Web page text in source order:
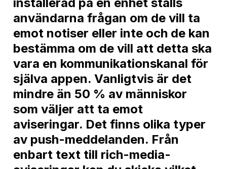
användarna frågan om de vill ta
emot notiser eller inte och de kan
bestämma om de vill att detta ska
vara en kommunikationskanal för
själva appen. Vanligtvis är det
mindre än 50 % av människor
som väljer att ta emot
aviseringar. Det finns olika typer
av push-meddelanden. Från
enbart text till rich-media-